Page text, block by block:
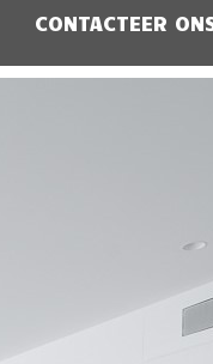
CONTACTEER